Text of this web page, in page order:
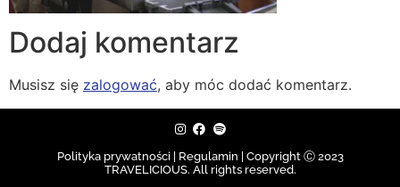
Dodaj komentarz
Musisz się zalogować, aby móc dodać komentarz.
Polityka prywatności | Regulamin | Copyright Ⓒ 2023
TRAVELICIOUS. All rights reserved.